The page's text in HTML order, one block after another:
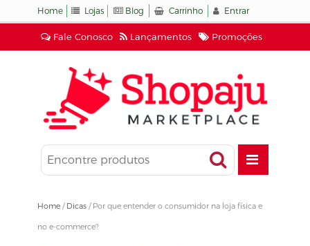
Fale Conosco Lançamentos Promoções
Home Lojas Blog Carrinho Entrar
Home / Dicas / Por que entender o consumidor na loja física e
no e-commerce?